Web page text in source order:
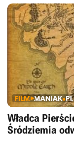
Władca
Śródziemia